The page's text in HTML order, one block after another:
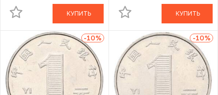
КУПИТЬ КУПИТЬ
-10% -10%